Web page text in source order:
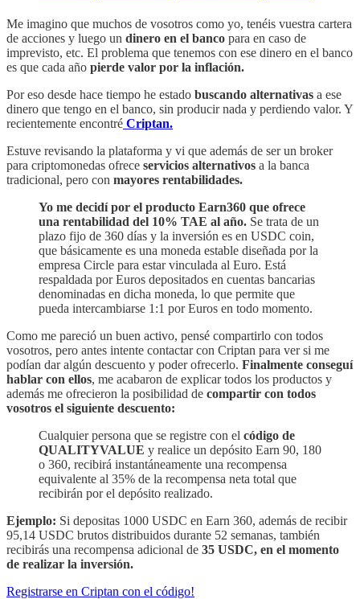
Me imagino que muchos de vosotros como yo, tenéis vuestra cartera
de acciones y luego un dinero en el banco para en caso de
imprevisto, etc. El problema que tenemos con ese dinero en el banco
es que cada año pierde valor por la inflación.
Por eso desde hace tiempo he estado buscando alternativas a ese
dinero que tengo en el banco, sin producir nada y perdiendo valor. Y
recientemente encontré Criptan.
Estuve revisando la plataforma y vi que además de ser un broker
para criptomonedas ofrece servicios alternativos a la banca
tradicional, pero con mayores rentabilidades.
Yo me decidí por el producto Earn360 que ofrece
una rentabilidad del 10% TAE al año. Se trata de un
plazo fijo de 360 días y la inversión es en USDC coin,
que básicamente es una moneda estable diseñada por la
empresa Circle para estar vinculada al Euro. Está
respaldada por Euros depositados en cuentas bancarias
denominadas en dicha moneda, lo que permite que
pueda intercambiarse 1:1 por Euros en todo momento.
Como me pareció un buen activo, pensé compartirlo con todos
vosotros, pero antes intente contactar con Criptan para ver si me
podían dar algún descuento y poder ofrecerlo. Finalmente conseguí
hablar con ellos, me acabaron de explicar todos los productos y
además me ofrecieron la posibilidad de compartir con todos
vosotros el siguiente descuento:
Cualquier persona que se registre con el código de
QUALITYVALUE y realice un depósito Earn 90, 180
o 360, recibirá instantáneamente una recompensa
equivalente al 35% de la recompensa neta total que
recibirán por el depósito realizado.
Ejemplo: Si depositas 1000 USDC en Earn 360, además de recibir
95,14 USDC brutos distribuidos durante 52 semanas, también
recibirás una recompensa adicional de 35 USDC, en el momento
de realizar la inversión.
Registrarse en Criptan con el código!